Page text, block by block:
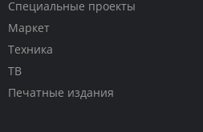
Специальные проекты
Маркет
Техника
ТВ
Печатные издания